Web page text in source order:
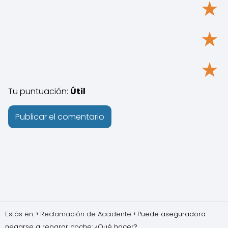
★
★
★
Tu puntuación: Útil
Estás en: Reclamación de Accidente
Puede aseguradora